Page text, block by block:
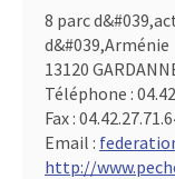
8 parc
d&#039,Arménie
13120
Téléphone :
Fax :
Email :
http://